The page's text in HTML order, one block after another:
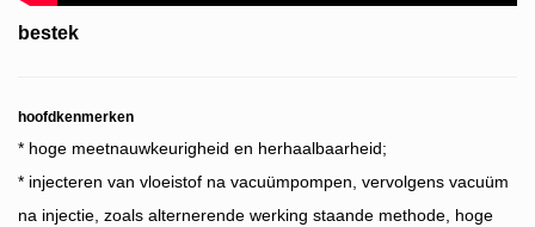
bestek
hoofdkenmerken
* hoge meetnauwkeurigheid en herhaalbaarheid;
* injecteren van vloeistof na vacuümpompen, vervolgens vacuüm
na injectie, zoals alternerende werking staande methode, hoge